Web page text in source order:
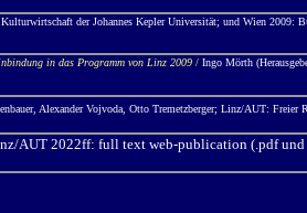
der Johannes Kepler Universität; und Wien 2009:
in das Programm von Linz 2009 / Ingo Mörth
Alexander Vojvoda, Otto Tremetzberger; Linz/AUT:
AUT 2022ff: full text web-publication (.pdf und